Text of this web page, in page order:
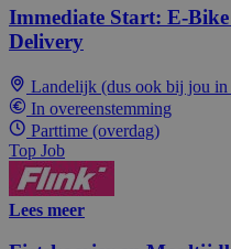
Immediate Start: E-
Delivery
Landelijk (dus ook bij jou in
In overeenstemming
Parttime (overdag)
Top Job
Lees meer